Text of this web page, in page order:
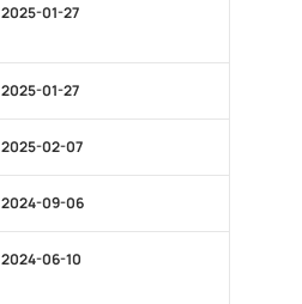
2025-01-27
2025-01-27
2025-02-07
2024-09-06
2024-06-10